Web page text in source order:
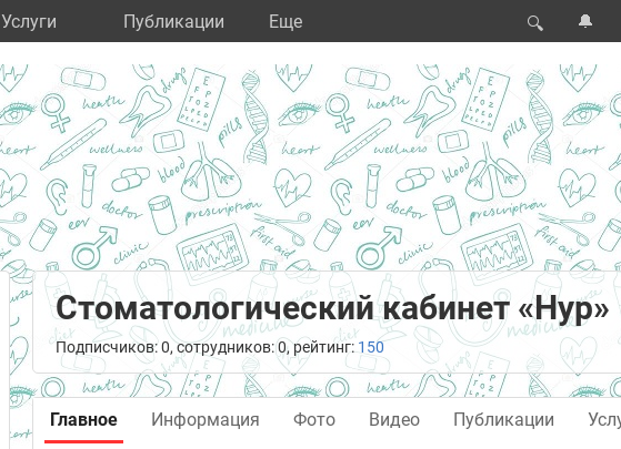
Услуги Публикации Eще 🔍 🔔
Стоматологический кабинет «Нур»
Подписчиков: 0, сотрудников: 0, рейтинг: 150
Главное Информация Фото Видео Публикации